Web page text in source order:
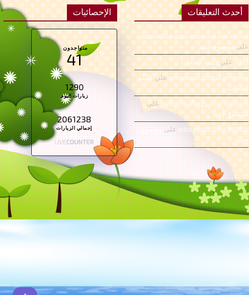
أحدث التعليقات
amoxicillin gastrointestinal side effects
علىموضوع جديد
jljl11علىكليب الحجاب
pneumonia clinical overview علىكليب
الحجاب
penicillin allergy mild reactionsعلى
موضوع جديد
otitis media fluid buildup على
جديد
الإحصائيات
متواجدون
41
1290
زيارات اليوم
2061238
إجمالي الزيارات